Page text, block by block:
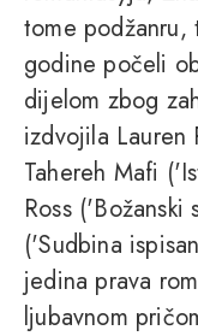
tome podžanru,
godine počeli
dijelom zbog
izdvojila
Tahereh Mafi
Ross
('Sudbina
jedina prava
ljubavnom